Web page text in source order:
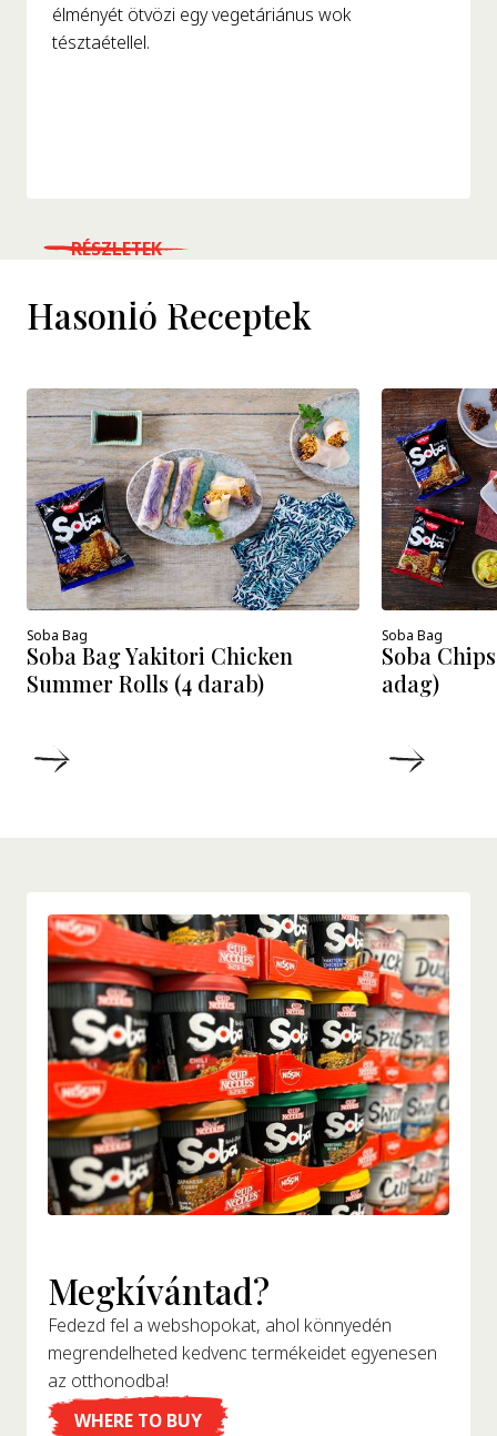
élményét ötvözi egy vegetáriánus wok
tésztaétellel.
WHERE TO BUY
RÉSZLETEK
Hasonló Receptek
Soba Bag
Soba Bag Yakitori Chicken
Summer Rolls (4 darab)
Soba Bag
Soba
adag)
Megkívántad?
Fedezd fel a webshopokat, ahol könnyedén
megrendelheted kedvenc termékeidet egyenesen
az otthonodba!
WHERE TO BUY